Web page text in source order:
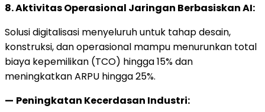
8. Aktivitas Operasional Jaringan Berbasiskan AI:
Solusi digitalisasi menyeluruh untuk tahap desain,
konstruksi, dan operasional mampu menurunkan total
biaya kepemilikan (TCO) hingga 15% dan
meningkatkan ARPU hingga 25%.
— Peningkatan Kecerdasan Industri: